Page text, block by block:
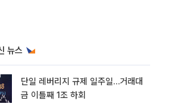
뉴스
단일 레버리지 규제 일주일…거래대
금 이틀째 1조 하회